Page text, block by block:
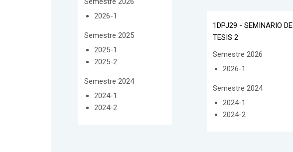
2026-1
Semestre 2025
2025-1
2025-2
Semestre 2024
2024-1
2024-2
1DPJ29 - SEMINARIO DE
TESIS 2
Semestre 2026
2026-1
Semestre 2024
2024-1
2024-2